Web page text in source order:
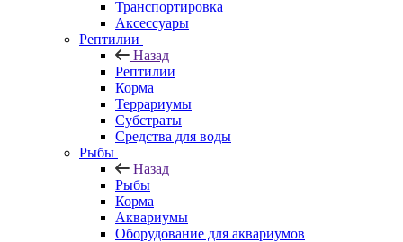
Транспортировка
Аксессуары
Рептилии
Назад
Рептилии
Корма
Террариумы
Субстраты
Средства для воды
Рыбы
Назад
Рыбы
Корма
Аквариумы
Оборудование для аквариумов